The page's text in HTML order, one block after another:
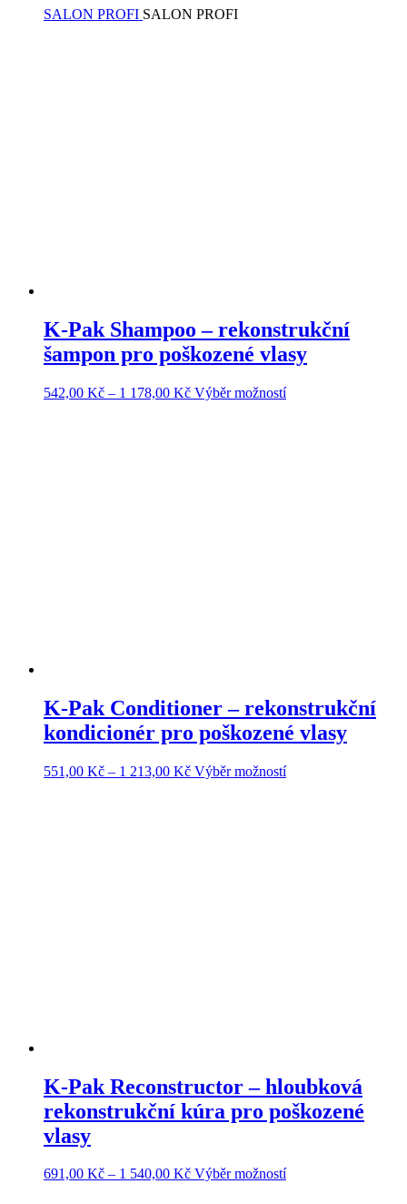
SALON PROFI SALON PROFI
K-Pak Shampoo – rekonstrukční
šampon pro poškozené vlasy
542,00 Kč – 1 178,00 KčRozpětí
Výběr možnostíTento
K-Pak Conditioner – rekonstrukční
kondicionér pro poškozené vlasy
551,00 Kč – 1 213,00 KčRozpětí
Výběr možnostíTento
K-Pak Reconstructor – hloubková
rekonstrukční kúra pro poškozené
vlasy
691,00 Kč – 1 540,00 KčRozpětí
Výběr možnostíTento